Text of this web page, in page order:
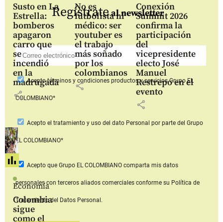
Susto en La
Estrella:
bomberos
apagaron
carro que
se
incendió
en la
madrugada
share
No es
futbolista ni
médico: ser
youtuber es
el trabajo
más soñado
por los
colombianos
share
Conexión
Summit 2026
confirma la
participación
del
vicepresidente
electo José
Manuel
Restrepo en el
evento
share
Economía
Colombia
sigue
como el
Regístrateal newsletter
Aceptotérminos y condiciones productos y serviciosGrupo EL
COLOMBIANO*
Acepto el tratamiento y uso del dato Personal por parte del Grupo
EL COLOMBIANO*
Acepto que Grupo EL COLOMBIANOcomparta mis datos
personales con terceros aliados comerciales conforme su Política de
Tratamiento del Datos Personal.